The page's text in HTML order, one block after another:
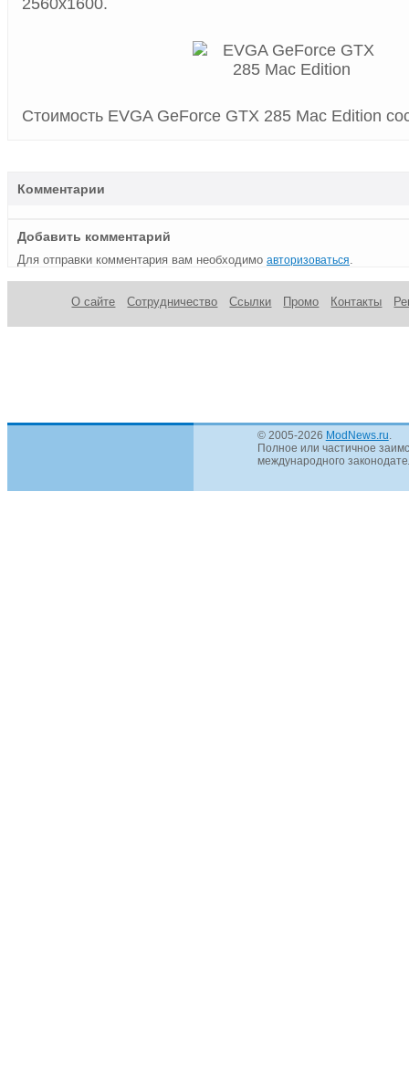
2560х1600.
Стоимость EVGA GeForce GTX 285 Mac Edition
Комментарии
Добавить комментарий
Для отправки комментария вам необходимо авторизоваться
О сайте Сотрудничество Ссылки Промо Контакты
© 2005-2026 ModNews.ru
Полное или частичное
международного